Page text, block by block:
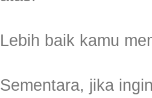
Lebih baik kamu
Sementara, jika